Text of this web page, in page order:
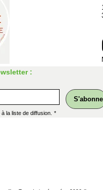
:
la liste de diffusion. *